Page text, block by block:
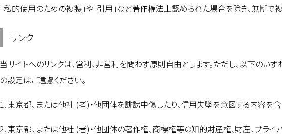
「私的使用のための複製」や「引用」など著作権法上認められた場合を除き、無断で
リンク
当サイトへのリンクは、営利、非営利を問わず原則自由とします。ただし、以下のい
の設定はご遠慮ください。
東京都、または他社 (者)・他団体を誹謗中傷したり、信用失墜を意図する内容を含
東京都、または他社 (者)・他団体の著作権、商標権等の知的財産権、財産、プラ